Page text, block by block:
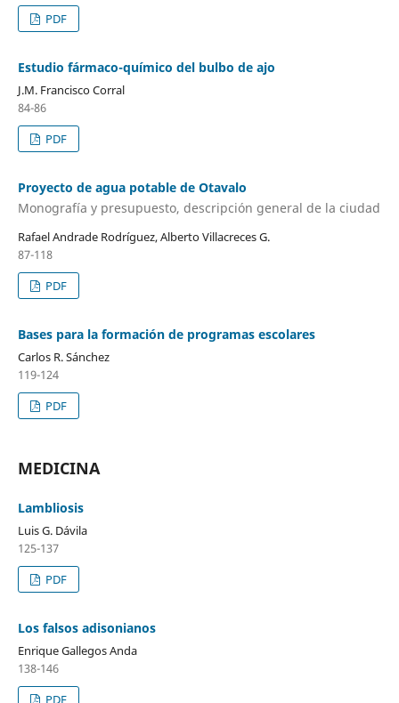
PDF
Estudio fármaco-químico del bulbo de ajo
J.M. Francisco Corral
84-86
PDF
Proyecto de agua potable de Otavalo
Monografía y presupuesto, descripción general de la ciudad
Rafael Andrade Rodríguez, Alberto Villacreces G.
87-118
PDF
Bases para la formación de programas escolares
Carlos R. Sánchez
119-124
PDF
MEDICINA
Lambliosis
Luis G. Dávila
125-137
PDF
Los falsos adisonianos
Enrique Gallegos Anda
138-146
PDF